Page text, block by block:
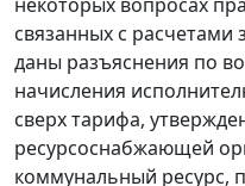
некоторых вопросах
связанных с
даны разъяснения по
начисления
сверх тарифа,
ресурсоснабжающей
коммунальный ресурс,